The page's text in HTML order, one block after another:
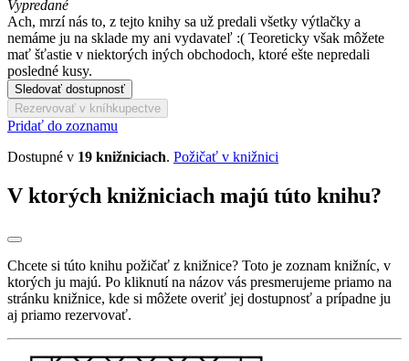
Vypredané
Ach, mrzí nás to, z tejto knihy sa už predali všetky výtlačky a
nemáme ju na sklade my ani vydavateľ :( Teoreticky však môžete
mať šťastie v niektorých iných obchodoch, ktoré ešte nepredali
posledné kusy.
Sledovať dostupnosť
Rezervovať v kníhkupectve
Pridať do zoznamu
Dostupné v 19 knižniciach. Požičať v knižnici
V ktorých knižniciach majú túto knihu?
Chcete si túto knihu požičať z knižnice? Toto je zoznam knižníc, v
ktorých ju majú. Po kliknutí na názov vás presmerujeme priamo na
stránku knižnice, kde si môžete overiť jej dostupnosť a prípadne ju
aj priamo rezervovať.